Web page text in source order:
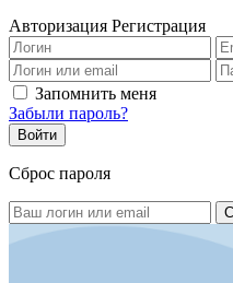
Авторизация Регистрация
Запомнить меня
Забыли пароль?
Сброс пароля